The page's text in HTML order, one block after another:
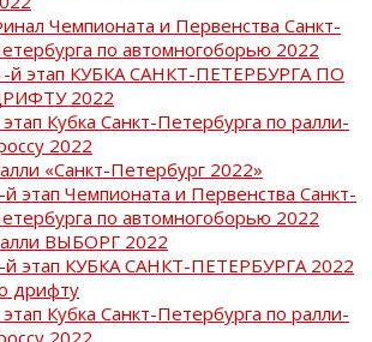
Чемпионата и Первенства Санкт-
по автомногоборью 2022
-й этап КУБКА САНКТ-ПЕТЕРБУРГА ПО
2022
Кубка Санкт-Петербурга по ралли-
2022
«Санкт-Петербург 2022»
й этап Чемпионата и Первенства Санкт-
по автомногоборью 2022
ВЫБОРГ 2022
й этап КУБКА САНКТ-ПЕТЕРБУРГА 2022
дрифту
этап Кубка Санкт-Петербурга по ралли-
2022